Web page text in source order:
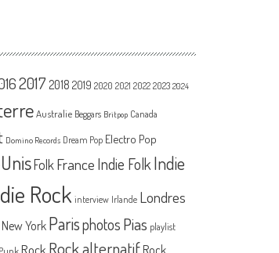
2017 2018 2019 2020 2021 2022 2023 2024
Australie Beggars Britpop Canada
Domino Records Dream Pop Electro Pop
Folk France Indie FolkIndie
Rock interview Irlande Londres
New York Parisphotos Pias playlist
Rock Rock alternatif